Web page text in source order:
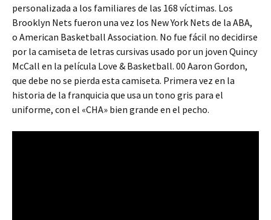
personalizada a los familiares de las 168 víctimas. Los
Brooklyn Nets fueron una vez los New York Nets de la ABA,
o American Basketball Association. No fue fácil no decidirse
por la camiseta de letras cursivas usado por un joven Quincy
McCall en la película Love & Basketball. 00 Aaron Gordon,
que debe no se pierda esta camiseta. Primera vez en la
historia de la franquicia que usa un tono gris para el
uniforme, con el «CHA» bien grande en el pecho.